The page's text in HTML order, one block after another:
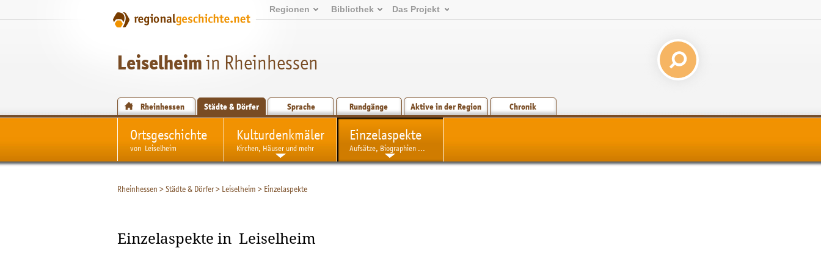
Regionen Bibliothek Das Projekt
Leiselheimin Rheinhessen
Rheinhessen Städte & Dörfer Sprache Rundgänge Aktive in der Region Chronik
Ortsgeschichte
von Leiselheim
Kulturdenkmäler
Kirchen, Häuser und mehr
Einzelaspekte
Aufsätze, Biographien ...
Rheinhessen >Städte & Dörfer> Leiselheim > Einzelaspekte
Einzelaspekte in Leiselheim